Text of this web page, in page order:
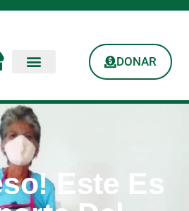
DONAR
Este Es